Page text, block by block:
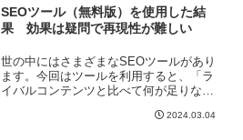
SEOツール（無料版）を使用した結
果 効果は疑問で再現性が難しい
世の中にはさまざまなSEOツールがあり
ます。今回はツールを利用すると、「ラ
イバルコンテンツと比べて何が足りない
ができるのか」ということがわかるとさ
2024.03.04